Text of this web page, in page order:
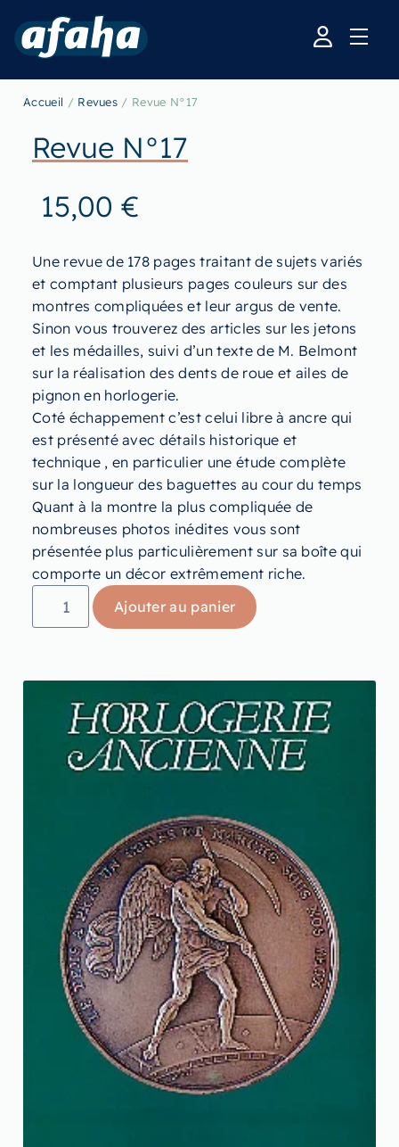
Accueil / Revues / Revue N°17
Revue N°17
15,00 €
Une revue de 178 pages traitant de sujets variés
et comptant plusieurs pages couleurs sur des
montres compliquées et leur argus de vente.
Sinon vous trouverez des articles sur les jetons
et les médailles, suivi d’un texte de M. Belmont
sur la réalisation des dents de roue et ailes de
pignon en horlogerie.
Coté échappement c’est celui libre à ancre qui
est présenté avec détails historique et
technique , en particulier une étude complète
sur la longueur des baguettes au cour du temps
Quant à la montre la plus compliquée de
nombreuses photos inédites vous sont
présentée plus particulièrement sur sa boîte qui
comporte un décor extrêmement riche.
Ajouter au panier